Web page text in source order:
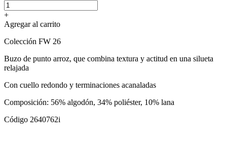
+
Agregar al carrito
Colección FW 26
Buzo de punto arroz, que combina textura y actitud en una silueta
relajada
Con cuello redondo y terminaciones acanaladas
Composición: 56% algodón, 34% poliéster, 10% lana
Código 2640762i